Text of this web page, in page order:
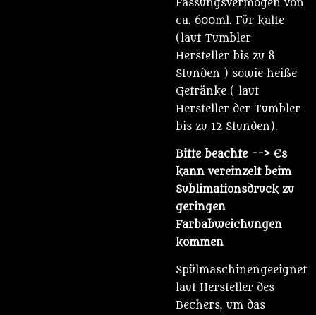
Fassungsvermögen von
ca. 600ml. Für kalte
(laut Tumbler
Hersteller bis zu 8
Stunden ) sowie heiße
Getränke ( laut
Hersteller der Tumbler
bis zu 12 Stunden).
Bitte beachte --> Es
kann vereinzelt beim
Sublimationsdruck zu
geringen
Farbabweichungen
kommen
Spülmaschinengeeignet
laut Hersteller des
Bechers, um das